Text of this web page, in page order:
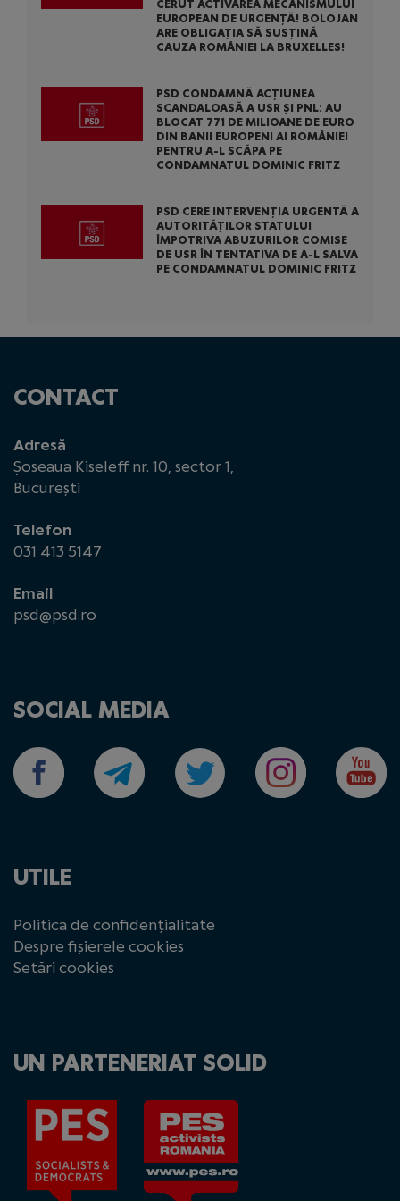
CERUT ACTIVAREA MECANISMULUI
EUROPEAN DE URGENȚĂ! BOLOJAN
ARE OBLIGAȚIA SĂ SUSȚINĂ
CAUZA ROMÂNIEI LA BRUXELLES!
PSD CONDAMNĂ ACȚIUNEA
SCANDALOASĂ A USR ȘI PNL: AU
BLOCAT 771 DE MILIOANE DE EURO
DIN BANII EUROPENI AI ROMÂNIEI
PENTRU A-L SCĂPA PE
CONDAMNATUL DOMINIC FRITZ
PSD CERE INTERVENȚIA URGENTĂ A
AUTORITĂȚILOR STATULUI
ÎMPOTRIVA ABUZURILOR COMISE
DE USR ÎN TENTATIVA DE A-L SALVA
PE CONDAMNATUL DOMINIC FRITZ
CONTACT
Adresă
Șoseaua Kiseleff nr. 10, sector 1,
București
Telefon
031 413 5147
Email
psd@psd.ro
SOCIAL MEDIA
UTILE
Politica de confidențialitate
Despre fișierele cookies
Setări cookies
UN PARTENERIAT SOLID